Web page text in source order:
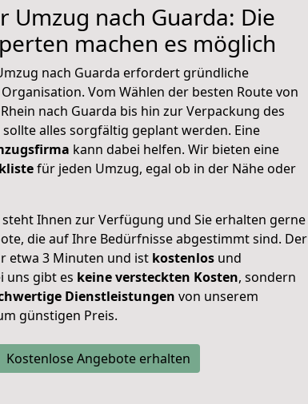
Umzug nach Guarda: Die
machen es möglich
nach Guarda erfordert gründliche
Vom Wählen der besten Route von
nach Guarda bis hin zur Verpackung des
sollte alles sorgfältig geplant werden. Eine
kann dabei helfen. Wir bieten eine
für jeden Umzug, egal ob in der Nähe oder
steht Ihnen zur Verfügung und Sie erhalten gerne
die auf Ihre Bedürfnisse abgestimmt sind. Der
etwa 3 Minuten und ist kostenlos und
uns gibt es keine versteckten Kosten, sondern
Dienstleistungen von unserem
günstigen Preis.
Kostenlose Angebote erhalten